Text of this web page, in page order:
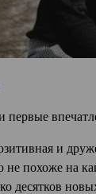
первые
и
похоже на
десятков